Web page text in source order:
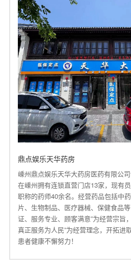
鼎点娱乐天华药房
嵊州鼎点娱乐天华大药房医药有限公
在嵊州拥有连锁直营门店13家，现有
职称的药师40余名。经营药品包括中
片、生物制品、医疗器械、保健食品
证、服务专业、顾客满意”为经营宗旨
真正服务为人民”为经营理念，开拓进
患者健康不懈努力！